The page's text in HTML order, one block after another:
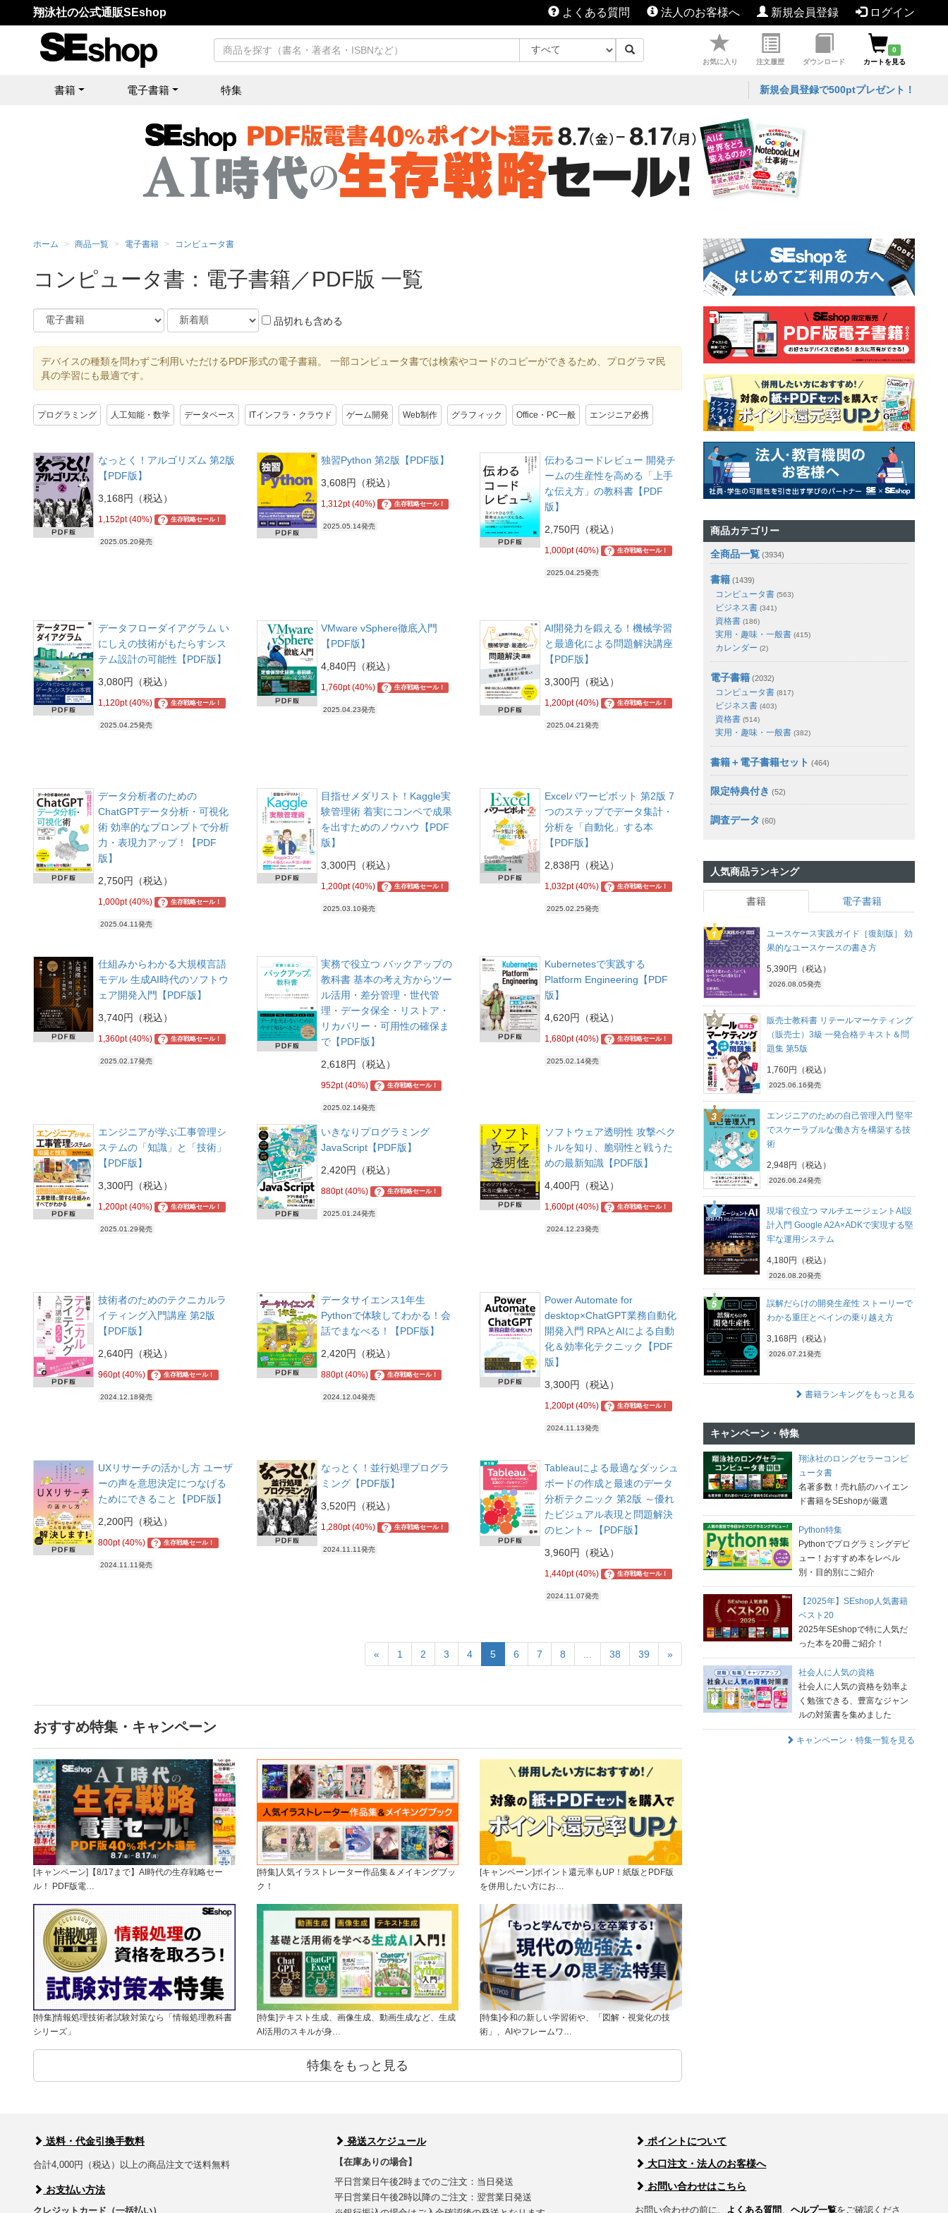
翔泳社の公式通販SEshop よくある質問 法人のお客様へ 新規会員登録 ログイン
お気に入り 注文履歴 ダウンロード
0
カートを見る
書籍 電子書籍 特集 新規会員登録で500ptプレゼント！
ホーム 商品一覧 電子書籍 コンピュータ書
コンピュータ書：電子書籍／PDF版 一覧
品切れも含める
デバイスの種類を問わずご利用いただけるPDF形式の電子書籍。 一部コンピュータ書では検索やコードのコピーができるため、プログラマ民
具の学習にも最適です。
プログラミング 人工知能・数学 データベース ITインフラ・クラウド ゲーム開発 Web制作 グラフィック Office・PC一般 エンジニア必携
なっとく！アルゴリズム 第2版
【PDF版】
3,168円（税込）
1,152pt (40%) ? 生存戦略セール！
2025.05.20発売
独習Python 第2版【PDF版】
3,608円（税込）
1,312pt (40%) ? 生存戦略セール！
2025.05.14発売
伝わるコードレビュー 開発チ
ームの生産性を高める「上手
な伝え方」の教科書【PDF
版】
2,750円（税込）
1,000pt (40%) ? 生存戦略セール！
2025.04.25発売
データフローダイアグラム い
にしえの技術がもたらすシス
テム設計の可能性【PDF版】
3,080円（税込）
1,120pt (40%) ? 生存戦略セール！
2025.04.25発売
VMware vSphere徹底入門
【PDF版】
4,840円（税込）
1,760pt (40%) ? 生存戦略セール！
2025.04.23発売
AI開発力を鍛える！機械学習
と最適化による問題解決講座
【PDF版】
3,300円（税込）
1,200pt (40%) ? 生存戦略セール！
2025.04.21発売
データ分析者のための
ChatGPTデータ分析・可視化
術 効率的なプロンプトで分析
力・表現力アップ！【PDF
版】
2,750円（税込）
1,000pt (40%) ? 生存戦略セール！
2025.04.11発売
目指せメダリスト！Kaggle実
験管理術 着実にコンペで成果
を出すためのノウハウ【PDF
版】
3,300円（税込）
1,200pt (40%) ? 生存戦略セール！
2025.03.10発売
Excelパワーピボット 第2版 7
つのステップでデータ集計・
分析を「自動化」する本
【PDF版】
2,838円（税込）
1,032pt (40%) ? 生存戦略セール！
2025.02.25発売
仕組みからわかる大規模言語
モデル 生成AI時代のソフトウ
ェア開発入門【PDF版】
3,740円（税込）
1,360pt (40%) ? 生存戦略セール！
2025.02.17発売
実務で役立つ バックアップの
教科書 基本の考え方からツー
ル活用・差分管理・世代管
理・データ保全・リストア・
リカバリー・可用性の確保ま
で【PDF版】
2,618円（税込）
952pt (40%) ? 生存戦略セール！
2025.02.14発売
Kubernetesで実践する
Platform Engineering【PDF
版】
4,620円（税込）
1,680pt (40%) ? 生存戦略セール！
2025.02.14発売
エンジニアが学ぶ工事管理シ
ステムの「知識」と「技術」
【PDF版】
3,300円（税込）
1,200pt (40%) ? 生存戦略セール！
2025.01.29発売
いきなりプログラミング
JavaScript【PDF版】
2,420円（税込）
880pt (40%) ? 生存戦略セール！
2025.01.24発売
ソフトウェア透明性 攻撃ベク
トルを知り、脆弱性と戦うた
めの最新知識【PDF版】
4,400円（税込）
1,600pt (40%) ? 生存戦略セール！
2024.12.23発売
技術者のためのテクニカルラ
イティング入門講座 第2版
【PDF版】
2,640円（税込）
960pt (40%) ? 生存戦略セール！
2024.12.18発売
データサイエンス1年生
Pythonで体験してわかる！会
話でまなべる！【PDF版】
2,420円（税込）
880pt (40%) ? 生存戦略セール！
2024.12.04発売
Power Automate for
desktop×ChatGPT業務自動化
開発入門 RPAとAIによる自動
化＆効率化テクニック【PDF
版】
3,300円（税込）
1,200pt (40%) ? 生存戦略セール！
2024.11.13発売
UXリサーチの活かし方 ユーザ
ーの声を意思決定につなげる
ためにできること【PDF版】
2,200円（税込）
800pt (40%) ? 生存戦略セール！
2024.11.11発売
なっとく！並行処理プログラ
ミング【PDF版】
3,520円（税込）
1,280pt (40%) ? 生存戦略セール！
2024.11.11発売
Tableauによる最適なダッシュ
ボードの作成と最速のデータ
分析テクニック 第2版 ～優れ
たビジュアル表現と問題解決
のヒント～【PDF版】
3,960円（税込）
1,440pt (40%) ? 生存戦略セール！
2024.11.07発売
« 1 2 3 4 5 6 7 8 38 39 »
おすすめ特集・キャンペーン
[キャンペーン]【8/17まで】AI時代の生存戦略セー
ル！ PDF版電…
[特集]人気イラストレーター作品集＆メイキングブッ
ク！
[キャンペーン]ポイント還元率もUP！紙版とPDF版
を併用したい方にお…
[特集]情報処理技術者試験対策なら「情報処理教科書
シリーズ」
[特集]テキスト生成、画像生成、動画生成など、生成
AI活用のスキルが身…
[特集]令和の新しい学習術や、「図解・視覚化の技
術」、AIやフレームワ…
特集をもっと見る
商品カテゴリー
全商品一覧 (3934)
書籍 (1439)
コンピュータ書 (563)
ビジネス書 (341)
資格書 (186)
実用・趣味・一般書 (415)
カレンダー (2)
電子書籍 (2032)
コンピュータ書 (817)
ビジネス書 (403)
資格書 (514)
実用・趣味・一般書 (382)
書籍＋電子書籍セット (464)
限定特典付き (52)
調査データ (60)
人気商品ランキング
書籍 電子書籍
ユースケース実践ガイド［復刻版］ 効
果的なユースケースの書き方
5,390円（税込）
2026.08.05発売
販売士教科書 リテールマーケティング
（販売士）3級 一発合格テキスト＆問
題集 第5版
1,760円（税込）
2025.06.16発売
エンジニアのための自己管理入門 堅牢
でスケーラブルな働き方を構築する技
術
2,948円（税込）
2026.06.24発売
現場で役立つ マルチエージェントAI設
計入門 Google A2A×ADKで実現する堅
牢な運用システム
4,180円（税込）
2026.08.20発売
誤解だらけの開発生産性 ストーリーで
わかる重圧とペインの乗り越え方
3,168円（税込）
2026.07.21発売
書籍ランキングをもっと見る
キャンペーン・特集
翔泳社のロングセラーコンピ
ュータ書
名著多数！売れ筋のハイエン
ド書籍をSEshopが厳選
Python特集
Pythonでプログラミングデビ
ュー！おすすめ本をレベル
別・目的別にご紹介
【2025年】SEshop人気書籍
ベスト20
2025年SEshopで特に人気だ
った本を20冊ご紹介！
社会人に人気の資格
社会人に人気の資格を効率よ
く勉強できる、豊富なジャン
ルの対策書を集めました
キャンペーン・特集一覧を見る
送料・代金引換手数料
合計4,000円（税込）以上の商品注文で送料無料
お支払い方法
クレジットカード（一括払い）
発送スケジュール
【在庫ありの場合】
平日営業日午後2時までのご注文：当日発送
平日営業日午後2時以降のご注文：翌営業日発送
ポイントについて
大口注文・法人のお客様へ
お問い合わせはこちら
お問い合わせの前に、 よくある質問 、ヘルプ一覧をご確認くださ